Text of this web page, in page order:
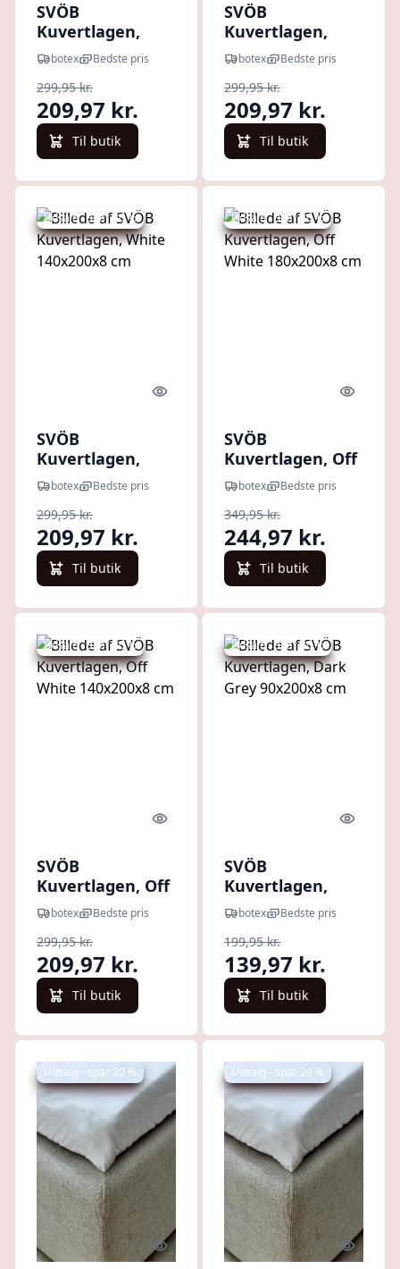
SVÖB
Kuvertlagen,
Black 140x200x8
cm
botex Bedste pris
299,95 kr.
209,97 kr.
Til butik
SVÖB
Kuvertlagen,
Dark Grey
140x200x8 cm
botex Bedste pris
299,95 kr.
209,97 kr.
Til butik
Udsalg - spar 30 %
Quick look
SVÖB
Kuvertlagen,
White 140x200x8
cm
botex Bedste pris
299,95 kr.
209,97 kr.
Til butik
Udsalg - spar 30 %
Quick
SVÖB
Kuvertlagen, Off
White 180x200x8
cm
botex Bedste pris
349,95 kr.
244,97 kr.
Til butik
Udsalg - spar 30 %
Quick look
SVÖB
Kuvertlagen, Off
White 140x200x8
cm
botex Bedste pris
299,95 kr.
209,97 kr.
Til butik
Udsalg - spar 30 %
Quick
SVÖB
Kuvertlagen,
Dark Grey
90x200x8 cm
botex Bedste pris
199,95 kr.
139,97 kr.
Til butik
Udsalg - spar 20 %
Quick look
Udsalg - spar 20 %
Quick